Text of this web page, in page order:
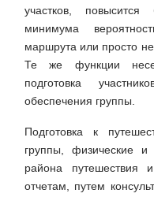
участков,
минимума
маршрута или просто
Те же функции
подготовка
обеспечения группы.
Подготовка к
группы, физические и
района путешествия
отчетам, путем